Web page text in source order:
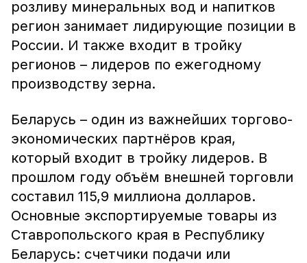
розливу минеральных вод и напитков
регион занимает лидирующие позиции в
России. И также входит в тройку
регионов – лидеров по ежегодному
производству зерна.
Беларусь – один из важнейших торгово-
экономических партнёров края,
который входит в тройку лидеров. В
прошлом году объём внешней торговли
составил 115,9 миллиона долларов.
Основные экспортируемые товары из
Ставропольского края в Республику
Беларусь: счетчики подачи или